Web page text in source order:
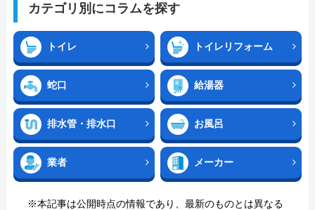
カテゴリ別にコラムを探す
トイレ トイレリフォーム
蛇口 給湯器
排水管・排水口 お風呂
業者 メーカー
※本記事は公開時点の情報であり、最新のものとは異なる